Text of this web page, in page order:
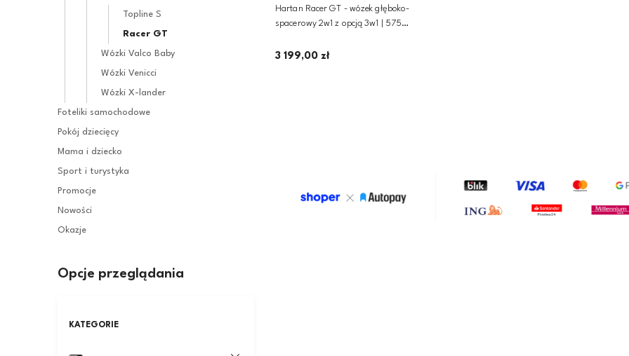
Topline S
Racer GT
Wózki Valco Baby
Wózki Venicci
Wózki X-lander
Foteliki samochodowe
Pokój dziecięcy
Mama i dziecko
Sport i turystyka
Promocje
Nowości
Okazje
Opcje przeglądania
KATEGORIE
Hartan Racer GT - wózek głęboko-
spacerowy 2w1 z opcją 3w1 | 575
3 199,00 zł